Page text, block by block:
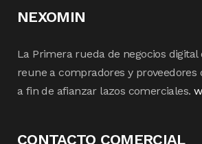
NEXOMIN
La Primera rueda de negocios
reune a compradores y
a fin de afianzar lazos comerciales.
CONTACTO COMERCIAL